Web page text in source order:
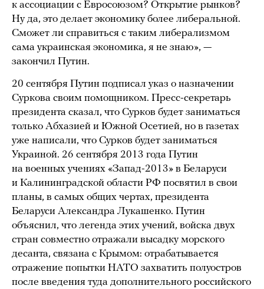
к ассоциации с Евросоюзом? Открытие рынков?
Ну да, это делает экономику более либеральной.
Сможет ли справиться с таким либерализмом
сама украинская экономика, я не знаю», —
закончил Путин.
20 сентября Путин подписал указ о назначении
Суркова своим помощником. Пресс-секретарь
президента сказал, что Сурков будет заниматься
только Абхазией и Южной Осетией, но в газетах
уже написали, что Сурков будет заниматься
Украиной. 26 сентября 2013 года Путин
на военных учениях «Запад-2013» в Беларуси
и Калининградской области РФ посвятил в свои
планы, в самых общих чертах, президента
Беларуси Александра Лукашенко. Путин
объяснил, что легенда этих учений, войска двух
стран совместно отражали высадку морского
десанта, связана с Крымом: отрабатывается
отражение попытки НАТО захватить полуостров
после введения туда дополнительного российского